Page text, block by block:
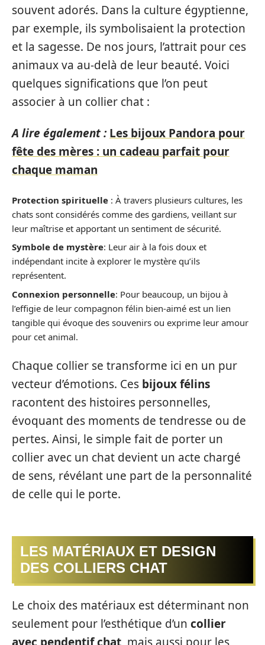
souvent adorés. Dans la culture égyptienne,
par exemple, ils symbolisaient la protection
et la sagesse. De nos jours, l’attrait pour ces
animaux va au-delà de leur beauté. Voici
quelques significations que l’on peut
associer à un collier chat :
A lire également : Les bijoux Pandora pour
fête des mères : un cadeau parfait pour
chaque maman
Protection spirituelle : À travers plusieurs cultures, les
chats sont considérés comme des gardiens, veillant sur
leur maîtrise et apportant un sentiment de sécurité.
Symbole de mystère: Leur air à la fois doux et
indépendant incite à explorer le mystère qu’ils
représentent.
Connexion personnelle: Pour beaucoup, un bijou à
l’effigie de leur compagnon félin bien-aimé est un lien
tangible qui évoque des souvenirs ou exprime leur amour
pour cet animal.
Chaque collier se transforme ici en un pur
vecteur d’émotions. Ces bijoux félins
racontent des histoires personnelles,
évoquant des moments de tendresse ou de
pertes. Ainsi, le simple fait de porter un
collier avec un chat devient un acte chargé
de sens, révélant une part de la personnalité
de celle qui le porte.
LES MATÉRIAUX ET DESIGN
DES COLLIERS CHAT
Le choix des matériaux est déterminant non
seulement pour l’esthétique d’un collier